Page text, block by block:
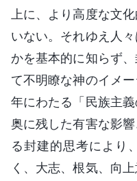
上に、より高度な文
いない。それゆえ人
かを基本的に知らず
て不明瞭な神のイメ
年にわたる「民族主
奥に残した有害な影
る封建的思考により
く、大志、根気、向